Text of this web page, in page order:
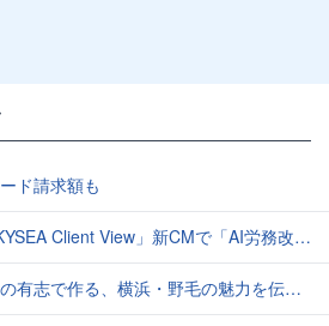
ド請求額も
「AI労務改善」をアピール 働き方をAIが分析したら「すぐに休んで」と言われる？
志で作る、横浜・野毛の魅力を伝えるCM